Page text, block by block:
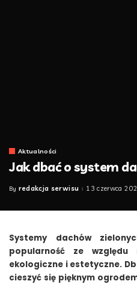
Aktualności
Jak dbać o system
Posted
By redakcja serwisu 13 czerwca
Systemy dachów
popularność ze
ekologiczne i estetyczne.
cieszyć się pięknym